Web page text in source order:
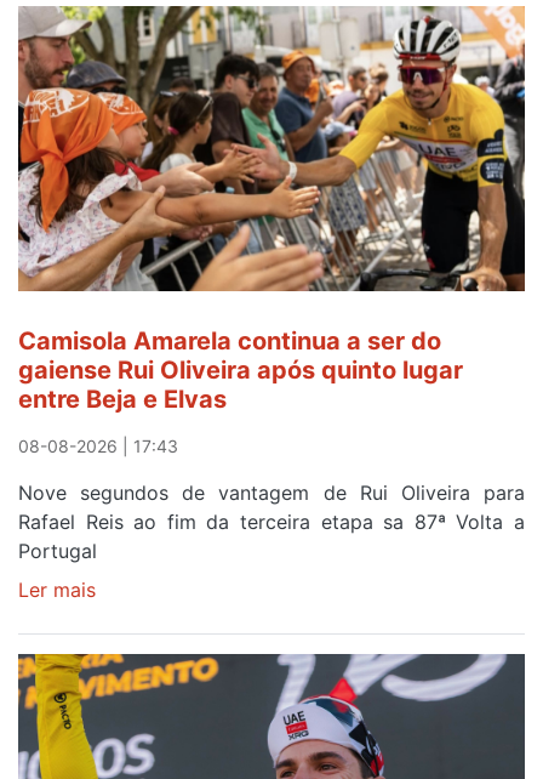
Camisola Amarela continua a ser do
gaiense Rui Oliveira após quinto lugar
entre Beja e Elvas
08-08-2026 | 17:43
Nove segundos de vantagem de Rui Oliveira para
Rafael Reis ao fim da terceira etapa sa 87ª Volta a
Portugal
Ler mais
continua
a
ser
do